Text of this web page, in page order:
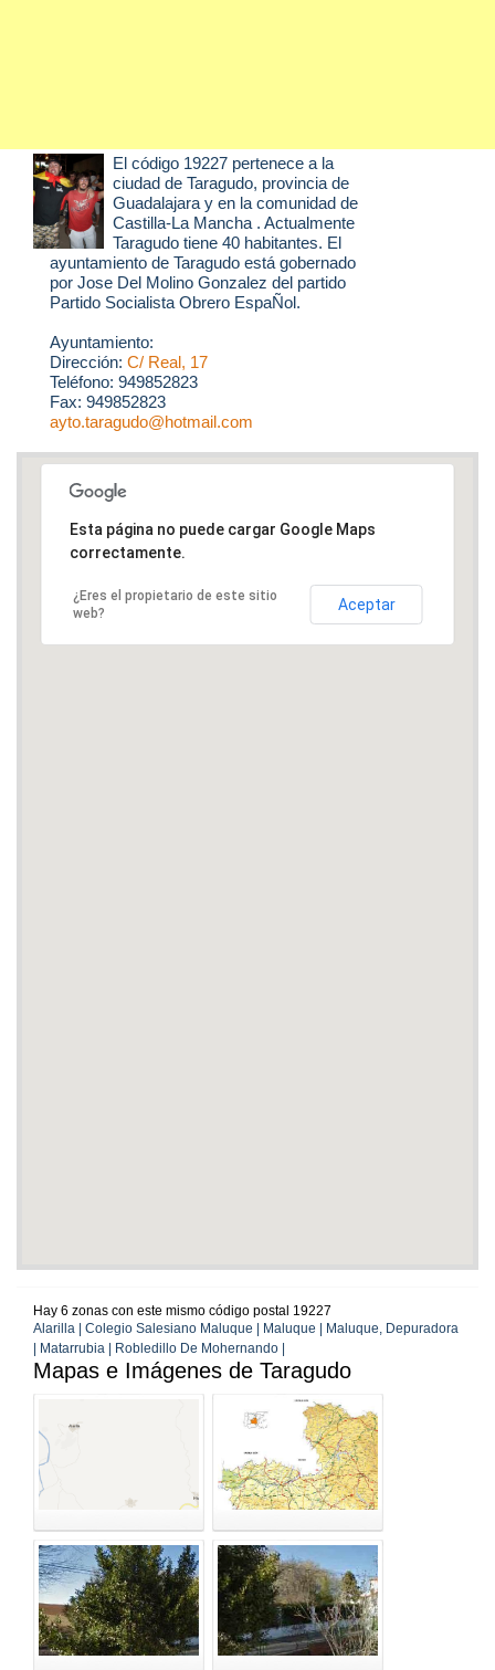
El código 19227 pertenece a la
ciudad de Taragudo, provincia de
Guadalajara y en la comunidad de
Castilla-La Mancha . Actualmente
Taragudo tiene 40 habitantes. El
ayuntamiento de Taragudo está gobernado
por Jose Del Molino Gonzalez del partido
Partido Socialista Obrero EspaÑol.
Ayuntamiento:
Dirección: C/ Real, 17
Teléfono: 949852823
Fax: 949852823
ayto.taragudo@hotmail.com
Esta página no puede cargar Google Maps
correctamente.
¿Eres el propietario de este sitio
web?
Aceptar
Hay 6 zonas con este mismo código postal 19227
Alarilla | Colegio Salesiano Maluque | Maluque | Maluque, Depuradora
| Matarrubia | Robledillo De Mohernando |
Mapas e Imágenes de Taragudo